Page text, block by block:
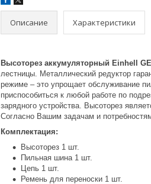
Описание Характеристики
Высоторез аккумуляторный Einhell
лестницы. Металлический редуктор
режиме – это упрощает обслуживание
приспособиться к любой работе по
зарядного устройства. Высоторез
Согласно Вашим задачам и
Комплектация:
Высоторез 1 шт.
Пильная шина 1 шт.
Цепь 1 шт.
Ремень для переноски 1 шт.